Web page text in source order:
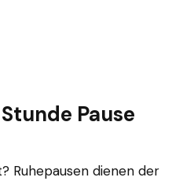
Pause
Ruhepausen dienen der